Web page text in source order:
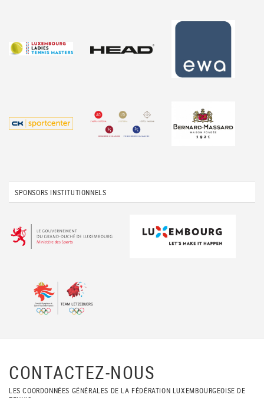
SPONSORS INSTITUTIONNELS
CONTACTEZ-NOUS
LES COORDONNÉES GÉNÉRALES DE LA FÉDÉRATION LUXEMBOURGEOISE DE